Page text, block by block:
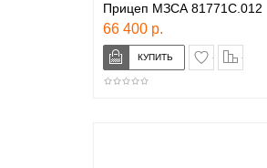
Прицеп МЗСА 81771С.012
66 400 р.
в закладки